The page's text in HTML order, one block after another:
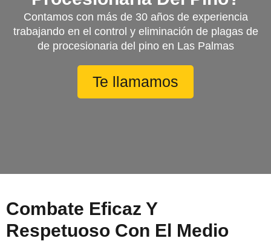
Contamos con más de 30 años de experiencia
trabajando en el control y eliminación de plagas de
de procesionaria del pino en Las Palmas
Te llamamos
Combate Eficaz Y
Respetuoso Con El Medio